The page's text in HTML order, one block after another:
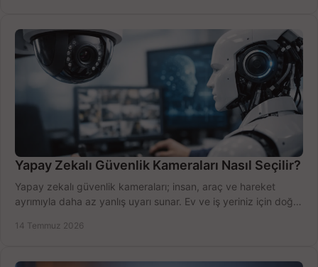
Yapay Zekalı Güvenlik Kameraları Nasıl Seçilir?
Yapay zekalı güvenlik kameraları; insan, araç ve hareket
ayrımıyla daha az yanlış uyarı sunar. Ev ve iş yeriniz için doğru
14 Temmuz 2026